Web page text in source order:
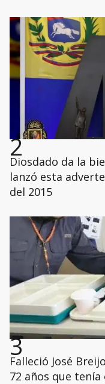
2
Diosdado da la
lanzó esta
del 2015
3
Falleció José
72 años que